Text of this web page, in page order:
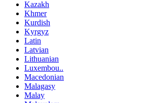
Kazakh
Khmer
Kurdish
Kyrgyz
Latin
Latvian
Lithuanian
Luxembou..
Macedonian
Malagasy
Malay